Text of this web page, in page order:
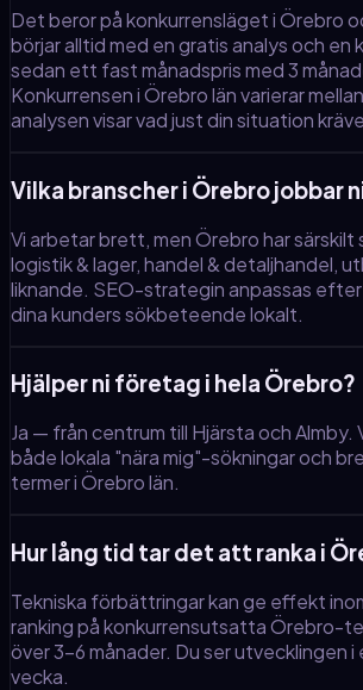
Det beror på konkurrensläget i Örebro
börjar alltid med en gratis analys och en
sedan ett fast månadspris med 3
Konkurrensen i Örebro län varierar
analysen visar vad just din situation
Vilka branscher i Örebro jobbar
Vi arbetar brett, men Örebro har särskilt
logistik & lager, handel & detaljhandel,
liknande. SEO-strategin anpassas
dina kunders sökbeteende lokalt.
Hjälper ni företag i hela Örebro?
Ja — från centrum till Hjärsta och Almby.
både lokala "nära mig"-sökningar och
termer i Örebro län.
Hur lång tid tar det att ranka i
Tekniska förbättringar kan ge effekt
ranking på konkurrensutsatta Örebro-
över 3–6 månader. Du ser utvecklingen i
vecka.